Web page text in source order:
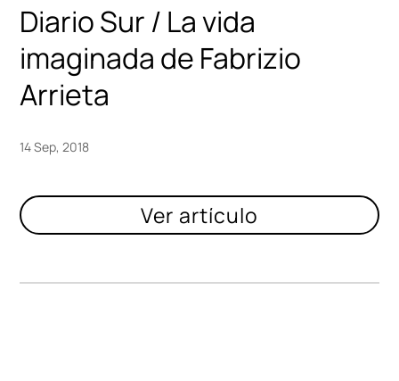
Diario Sur / La vida
imaginada de Fabrizio
Arrieta
14 Sep, 2018